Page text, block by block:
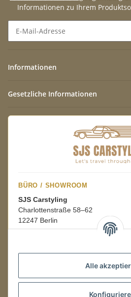
Alle
Informationen zu Ihrem
Informationen
Gesetzliche Informationen
BÜRO / SHOWROOM
SJS Carstyling
Charlottenstraße 58–62
12247 Berlin
08:00–16:00 Uhr
LAGER / RETOUREN
Packmonster Fulfillment